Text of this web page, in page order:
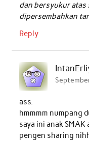
dan bersyukur atas
dipersembahkan
Reply
ass.
hmmmm numpang
saya ini anak
pengen sharing